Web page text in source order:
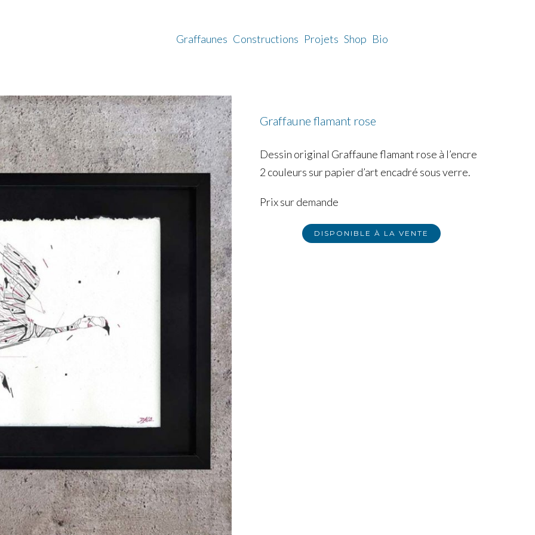
Graffaunes Constructions Projets Shop Bio
Graffaune flamant rose
Dessin original Graffaune flamant rose à l’encre
2 couleurs sur papier d’art encadré sous verre.
Prix sur demande
DISPONIBLE À LA VENTE